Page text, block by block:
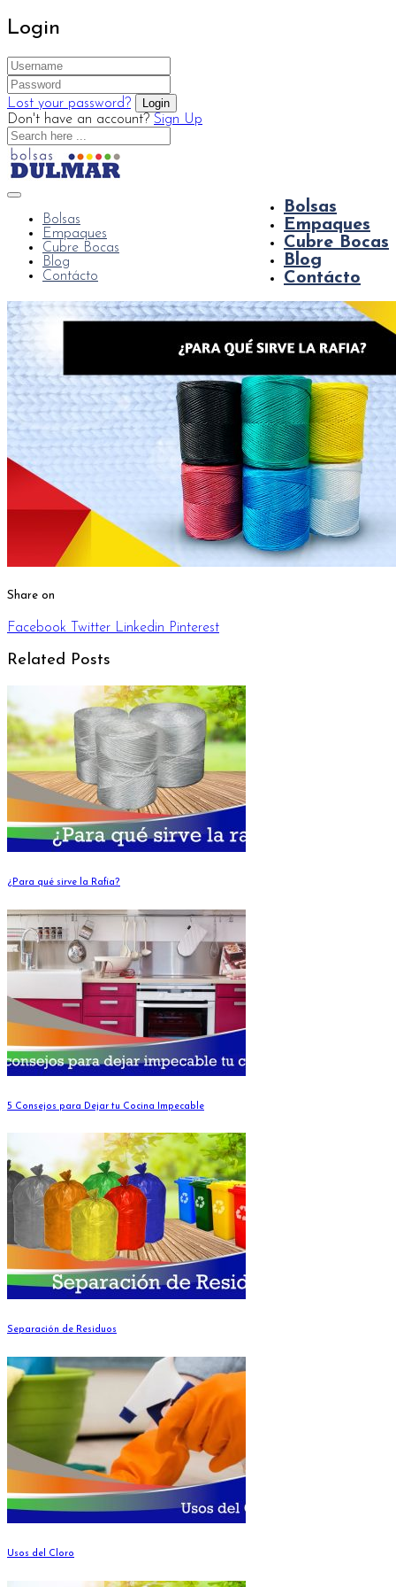
Login
Lost your password?
Don't have an account? Sign Up
Bolsas
Empaques
Cubre Bocas
Blog
Contácto
Bolsas
Empaques
Cubre Bocas
Blog
Contácto
Share on
Facebook Twitter Linkedin Pinterest
Related Posts
¿Para qué sirve la Rafia?
5 Consejos para Dejar tu Cocina Impecable
Separación de Residuos
Usos del Cloro